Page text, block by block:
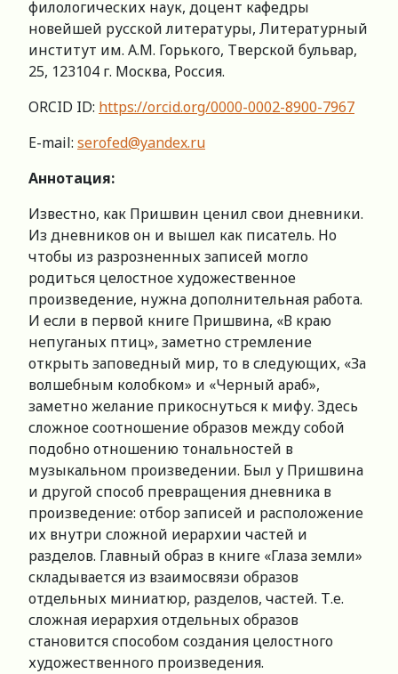
филологических наук, доцент кафедры
новейшей русской литературы, Литературный
институт им. А.М. Горького, Тверской бульвар,
25, 123104 г. Москва, Россия.
ORCID ID: https://orcid.org/0000-0002-8900-7967
E-mail: serofed@yandex.ru
Аннотация:
Известно, как Пришвин ценил свои дневники.
Из дневников он и вышел как писатель. Но
чтобы из разрозненных записей могло
родиться целостное художественное
произведение, нужна дополнительная работа.
И если в первой книге Пришвина, «В краю
непуганых птиц», заметно стремление
открыть заповедный мир, то в следующих, «За
волшебным колобком» и «Черный араб»,
заметно желание прикоснуться к мифу. Здесь
сложное соотношение образов между собой
подобно отношению тональностей в
музыкальном произведении. Был у Пришвина
и другой способ превращения дневника в
произведение: отбор записей и расположение
их внутри сложной иерархии частей и
разделов. Главный образ в книге «Глаза земли»
складывается из взаимосвязи образов
отдельных миниатюр, разделов, частей. Т.е.
сложная иерархия отдельных образов
становится способом создания целостного
художественного произведения.